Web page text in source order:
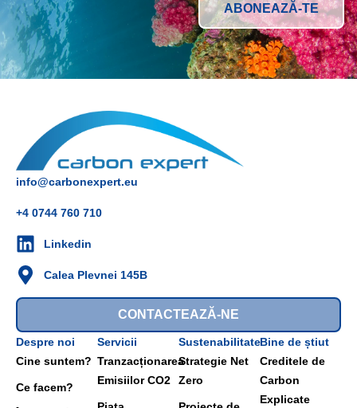
info@carbonexpert.eu
+4 0744 760 710
Linkedin
Calea Plevnei 145B
CONTACTEAZĂ-NE
Despre noi
Cine suntem?
Ce facem?
Servicii
Tranzacționarea
Emisiilor CO2
Sustenabilitate
Strategie Net
Zero
Bine de știut
Creditele de
Carbon
Explicate